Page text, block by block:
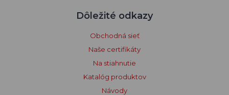
Dôležité odkazy
Obchodná sieť
Naše certifikáty
Na stiahnutie
Katalóg produktov
Návody